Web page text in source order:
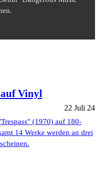
Vinyl
22 Juli 24
(1970) auf 180-
14 Werke werden an drei